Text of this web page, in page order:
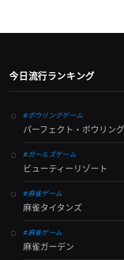
今日流行ランキング
#ボウリングゲーム
パーフェクト・ボウリング
#ガールズゲーム
ビューティーリゾート
#麻雀ゲーム
麻雀タイタンズ
#麻雀ゲーム
麻雀ガーデン